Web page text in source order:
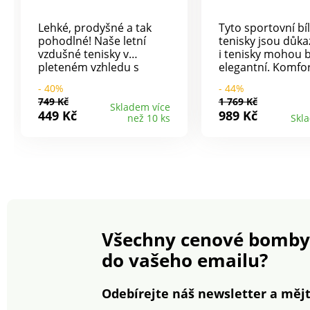
Lehké, prodyšné a tak
pohodlné! Naše letní
vzdušné tenisky v
pleteném vzhledu s
přechodem se hodí
kdykoli a kamkoli.
Snadné nazouvání díky
barevným přechodem ​.
Elastické šněrování ​.
Protiskluzová podešev. S
- 40%
749 Kč
449 Kč
Skladem více
než 10 ks
Tyto sportovní
tenisky jsou
i tenisky mohou
elegantní.
střihu, vsadky v
barvě. Perforovaný
svršek pro
pravidelně
přípravkem pro
před skvrnami a
- 44%
1 769 Kč
989 Kč
Všechny cenové bomby
do vašeho emailu?
Odebírejte náš newsletter a